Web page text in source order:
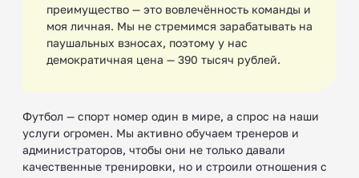
преимущество — это вовлечённость команды и
моя личная. Мы не стремимся зарабатывать на
паушальных взносах, поэтому у нас
демократичная цена — 390 тысяч рублей.
Футбол — спорт номер один в мире, а спрос на наши
услуги огромен. Мы активно обучаем тренеров и
администраторов, чтобы они не только давали
качественные тренировки, но и строили отношения с